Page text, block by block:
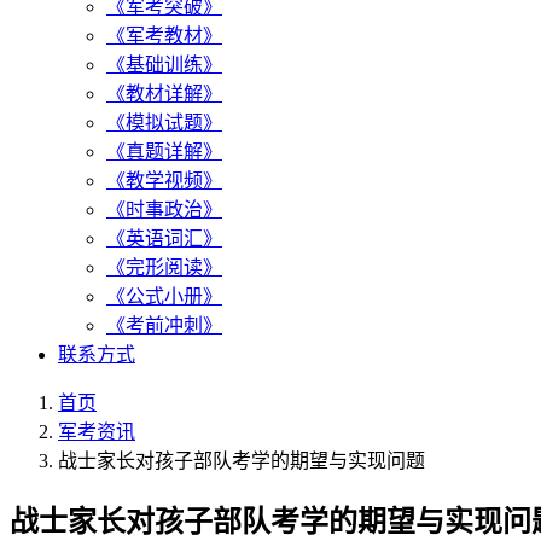
《军考突破》
《军考教材》
《基础训练》
《教材详解》
《模拟试题》
《真题详解》
《教学视频》
《时事政治》
《英语词汇》
《完形阅读》
《公式小册》
《考前冲刺》
联系方式
首页
军考资讯
战士家长对孩子部队考学的期望与实现问题
战士家长对孩子部队考学的期望与实现问